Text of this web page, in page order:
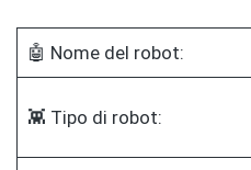
🤖 Nome del robot:
👾 Tipo di robot: